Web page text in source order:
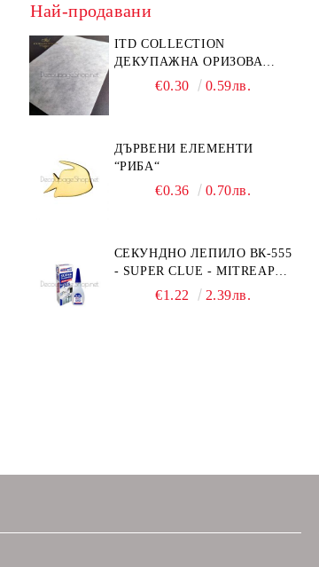
Най-продавани
ITD COLLECTION
ДЕКУПАЖНА ОРИЗОВА
ХАРТИЯ А5 БЯЛА - RC044
€0.30 0.59лв.
ДЪРВЕНИ ЕЛЕМЕНТИ
“РИБА“
€0.36 0.70лв.
СЕКУНДНО ЛЕПИЛО ВК-555
- SUPER CLUE - MITREAPEL
€1.22 2.39лв.